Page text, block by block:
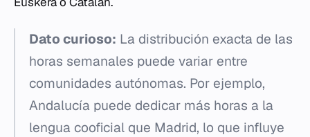
Dato curioso: La distribución exacta de las
horas semanales puede variar entre
comunidades autónomas. Por ejemplo,
Andalucía puede dedicar más horas a la
lengua cooficial que Madrid, lo que influye